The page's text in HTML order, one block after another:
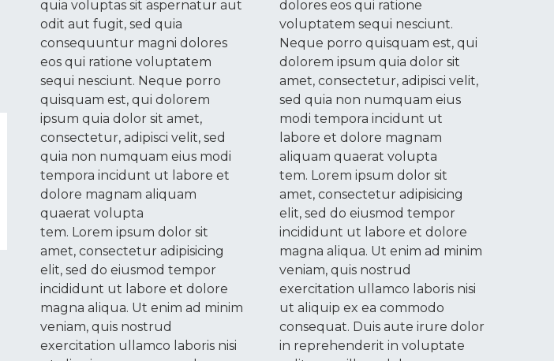
quia voluptas sit aspernatur aut
odit aut fugit, sed quia
consequuntur magni dolores
eos qui ratione voluptatem
sequi nesciunt. Neque porro
quisquam est, qui dolorem
ipsum quia dolor sit amet,
consectetur, adipisci velit, sed
quia non numquam eius modi
tempora incidunt ut labore et
dolore magnam aliquam
quaerat volupta
tem. Lorem ipsum dolor sit
amet, consectetur adipisicing
elit, sed do eiusmod tempor
incididunt ut labore et dolore
magna aliqua. Ut enim ad minim
veniam, quis nostrud
exercitation ullamco laboris nisi
dolores eos qui ratione
voluptatem sequi nesciunt.
Neque porro quisquam est, qui
dolorem ipsum quia dolor sit
amet, consectetur, adipisci velit,
sed quia non numquam eius
modi tempora incidunt ut
labore et dolore magnam
aliquam quaerat volupta
tem. Lorem ipsum dolor sit
amet, consectetur adipisicing
elit, sed do eiusmod tempor
incididunt ut labore et dolore
magna aliqua. Ut enim ad minim
veniam, quis nostrud
exercitation ullamco laboris nisi
ut aliquip ex ea commodo
consequat. Duis aute irure dolor
in reprehenderit in voluptate